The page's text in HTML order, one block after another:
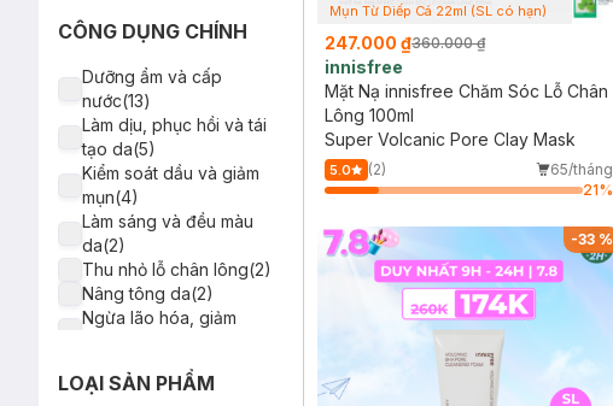
CÔNG DỤNG CHÍNH
Dưỡng ẩm và cấp
nước(13)
Làm dịu, phục hồi và tái
tạo da(5)
Kiểm soát dầu và giảm
mụn(4)
Làm sáng và đều màu
da(2)
Thu nhỏ lỗ chân lông(2)
Nâng tông da(2)
Ngừa lão hóa, giảm
Làm sạch sâu da(1)
LOẠI SẢN PHẨM
Mụn Từ Diếp Cá 22ml (SL có hạn)
247.000 ₫360.000 ₫
innisfree
Mặt Nạ innisfree Chăm Sóc Lỗ Chân
Lông 100ml
Super Volcanic Pore Clay Mask
5.0 (2)
65/tháng
21%
-33%